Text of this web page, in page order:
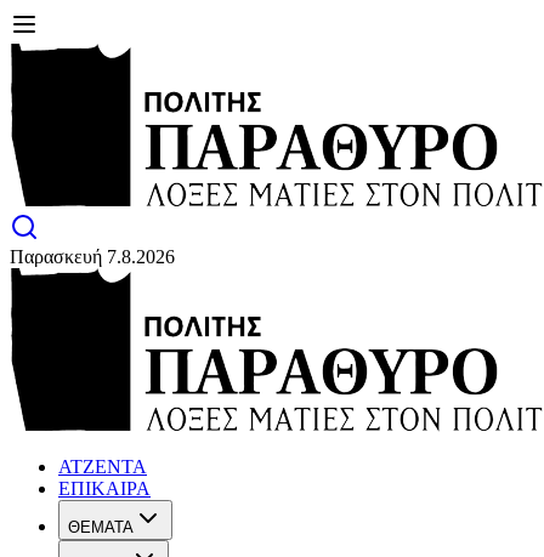
Παρασκευή 7.8.2026
ΑΤΖΕΝΤΑ
ΕΠΙΚΑΙΡΑ
ΘΕΜΑΤΑ